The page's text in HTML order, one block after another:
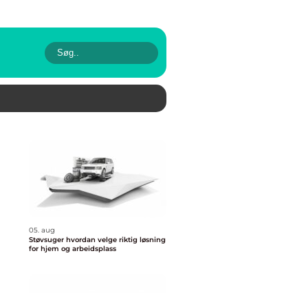
05. aug
Støvsuger hvordan velge riktig løsning
for hjem og arbeidsplass